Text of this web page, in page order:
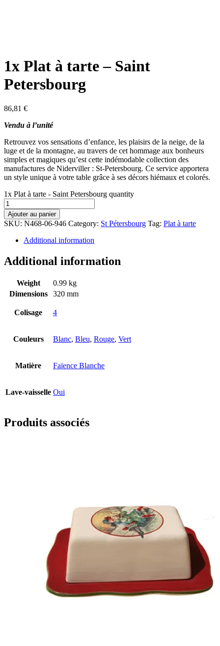
1x Plat à tarte – Saint
Petersbourg
86,81 €
Vendu à l’unité
Retrouvez vos sensations d’enfance, les plaisirs de la neige, de la
luge et de la montagne, au travers de cet hommage aux bonheurs
simples et magiques qu’est cette indémodable collection des
manufactures de Niderviller : St-Petersbourg. Ce service apportera
un style unique à votre table grâce à ses décors hiémaux et colorés.
1x Plat à tarte - Saint Petersbourg quantity
Ajouter au panier
SKU: N468-06-946 Category: St Pétersbourg Tag: Plat à tarte
Additional information
Additional information
Weight
0.99 kg
Dimensions
320 mm
Colisage 4
Couleurs Blanc, Bleu, Rouge, Vert
Matière Faïence Blanche
Lave-vaisselle Oui
Produits associés